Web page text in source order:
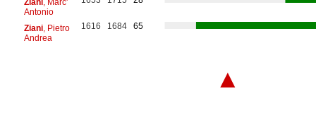
Antonio
Ziani, Pietro
Andrea
1616 1684 65
▲